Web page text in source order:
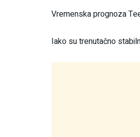
Vremenska prognoza
Iako su trenutačno